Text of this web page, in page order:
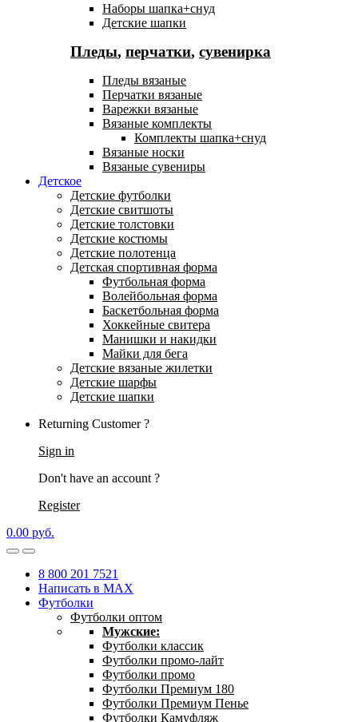
Наборы шапка+снуд
Детские шапки
Пледы, перчатки, сувенирка
Пледы вязаные
Перчатки вязаные
Варежки вязаные
Вязаные комплекты
Комплекты шапка+снуд
Вязаные носки
Вязаные сувениры
Детское
Детские футболки
Детские свитшоты
Детские толстовки
Детские костюмы
Детские полотенца
Детская спортивная форма
Футбольная форма
Волейбольная форма
Баскетбольная форма
Хоккейные свитера
Манишки и накидки
Майки для бега
Детские вязаные жилетки
Детские шарфы
Детские шапки
Returning Customer ?
Sign in
Don't have an account ?
Register
0.00 руб.
8 800 201 7521
Написать в MAX
Футболки
Футболки оптом
Мужские:
Футболки классик
Футболки промо-лайт
Футболки промо
Футболки Премиум 180
Футболки Премиум Пенье
Футболки Камуфляж